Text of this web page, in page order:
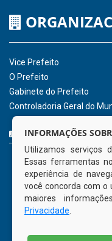
Hora:20:04/ Segunda-
agosto de 2026
CNPJ: 01.596.018/
000
Atendimento: 08:00hs
(81) 98512-1231
Tamandaré - PE
INFORMAÇÕES
Utilizamos serviços
Essas ferramentas
experiência de
você concorda com o
maiores
Privacidade